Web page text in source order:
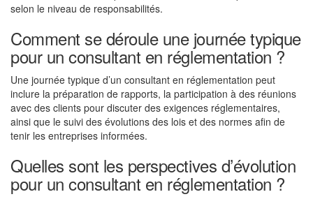
selon le niveau de responsabilités.
Comment se déroule une journée typique
pour un consultant en réglementation ?
Une journée typique d’un consultant en réglementation peut
inclure la préparation de rapports, la participation à des réunions
avec des clients pour discuter des exigences réglementaires,
ainsi que le suivi des évolutions des lois et des normes afin de
tenir les entreprises informées.
Quelles sont les perspectives d’évolution
pour un consultant en réglementation ?